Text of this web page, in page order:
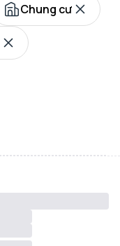
Chung cư